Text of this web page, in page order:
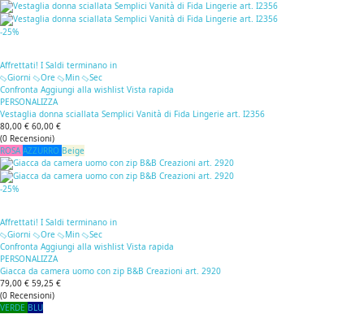
-25%
Affrettati! I Saldi terminano in
Giorni
Ore Min
Sec
Confronta Aggiungi alla wishlist Vista rapida
PERSONALIZZA
Vestaglia donna sciallata Semplici Vanità di Fida Lingerie art. I2356
80,00 € 60,00 €
(0 Recensioni)
ROSA AZZURRO Beige
-25%
Affrettati! I Saldi terminano in
Giorni
Ore Min
Sec
Confronta Aggiungi alla wishlist Vista rapida
PERSONALIZZA
Giacca da camera uomo con zip B&B Creazioni art. 2920
79,00 € 59,25 €
(0 Recensioni)
VERDE BLU